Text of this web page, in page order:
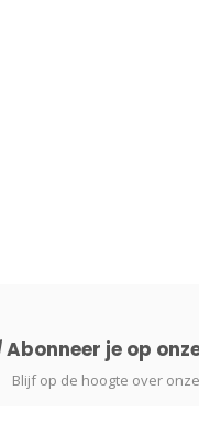
Abonneer je op
Blijf op de hoogte over